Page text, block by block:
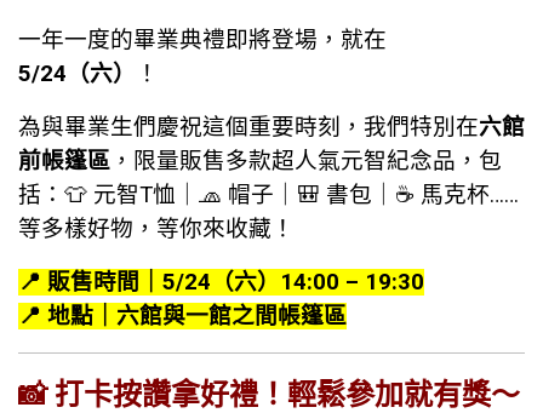
一年一度的畢業典禮即將登場，就在
5/24（六）
！
為與畢業生們慶祝這個重要時刻，我們特別在六館
前帳篷區 ，限量販售多款超人氣元智紀念品，包
括：👕 元智T恤｜🧢 帽子｜🎒 書包｜☕ 馬克杯……
等多樣好物，等你來收藏！
📍 販售時間｜5/24（六）14:00 – 19:30
📍 地點｜六館與一館之間帳篷區
📸 打卡按讚拿好禮！輕鬆參加就有獎～